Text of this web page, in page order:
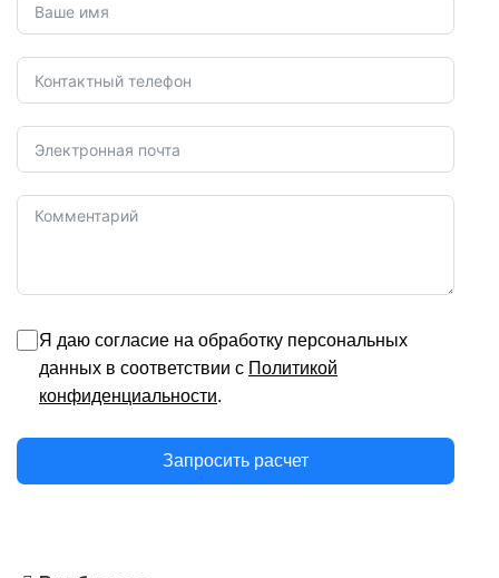
Я даю согласие на обработку персональных
данных в соответствии с Политикой
конфиденциальности.
Запросить расчет